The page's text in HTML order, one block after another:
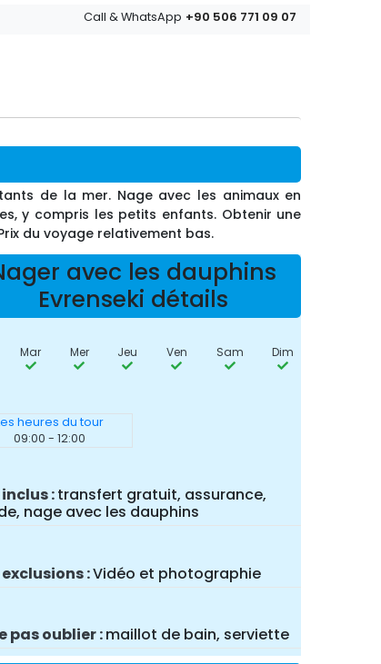
Call & WhatsApp +90 506 771 09 07
de la mer. Nage avec les animaux en
y compris les petits enfants. Obtenir une
du voyage relativement bas.
avec les dauphins
Evrenseki détails
Mar Mer Jeu Ven Sam Dim
heures du tour
09:00 - 12:00
inclus transfert gratuit, assurance,
nage avec les dauphins
exclusions Vidéo et photographie
pas oublier maillot de bain, serviette